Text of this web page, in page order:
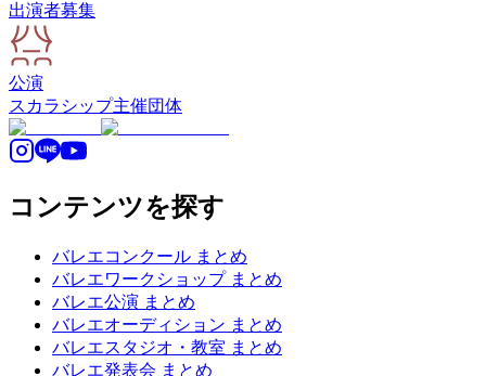
出演者募集
公演
スカラシップ主催団体
コンテンツを探す
バレエコンクール まとめ
バレエワークショップ まとめ
バレエ公演 まとめ
バレエオーディション まとめ
バレエスタジオ・教室 まとめ
バレエ発表会 まとめ